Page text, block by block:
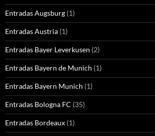
Entradas Augsburg (1)
Entradas Austria (1)
Entradas Bayer Leverkusen (2)
Entradas Bayern de Munich (1)
Entradas Bayern Munich (1)
Entradas Bologna FC (35)
Entradas Bordeaux (1)